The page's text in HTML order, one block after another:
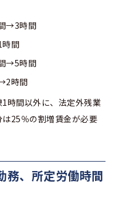
→3時間
間
→5時間
時間
時間以外に、法定外残業
25％の割増賃金が必要
、所定労働時間